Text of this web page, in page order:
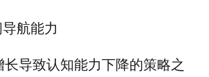
航能力
长导致认知能力下降的策略之